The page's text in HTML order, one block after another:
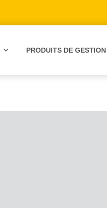
PRODUITS DE GESTION